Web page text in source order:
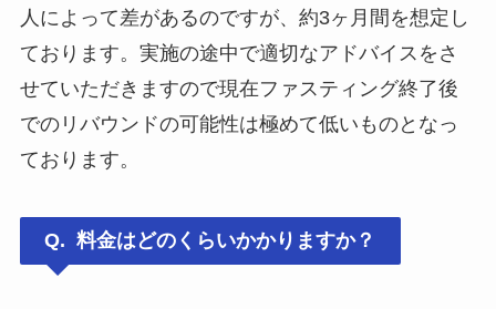
人によって差があるのですが、約3ヶ月間を想定し
ております。実施の途中で適切なアドバイスをさ
せていただきますので現在ファスティング終了後
でのリバウンドの可能性は極めて低いものとなっ
ております。
Q. 料金はどのくらいかかりますか？